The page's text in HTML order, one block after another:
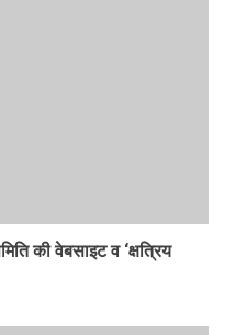
की वेबसाइट व ‘क्षत्रिय